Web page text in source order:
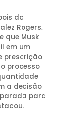
do
Rogers,
que Musk
em um
prescrição
processo
a decisão
para